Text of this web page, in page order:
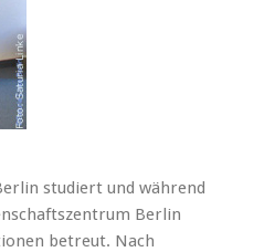
studiert und während
Berlin
betreut. Nach